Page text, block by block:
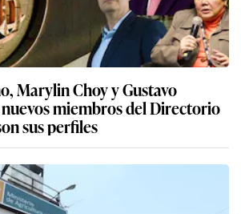
Marylin Choy y Gustavo
nuevos miembros del Directorio
sus perfiles